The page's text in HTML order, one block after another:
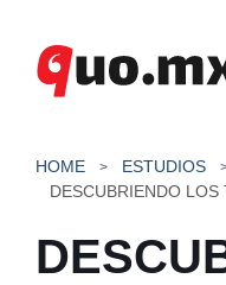
contenido
HOME
ESTUDIOS